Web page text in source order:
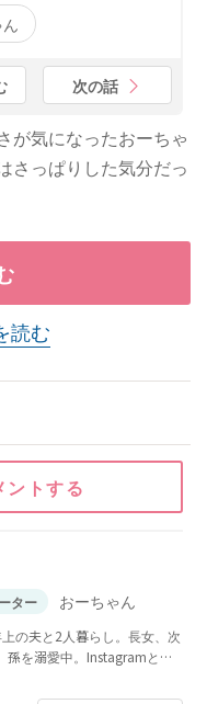
次の話
が気になったおーちゃ
さっぱりした気分だっ
読む
ントする
ター おーちゃん
の夫と2人暮らし。長女、次
孫を溺愛中。Instagramとブ